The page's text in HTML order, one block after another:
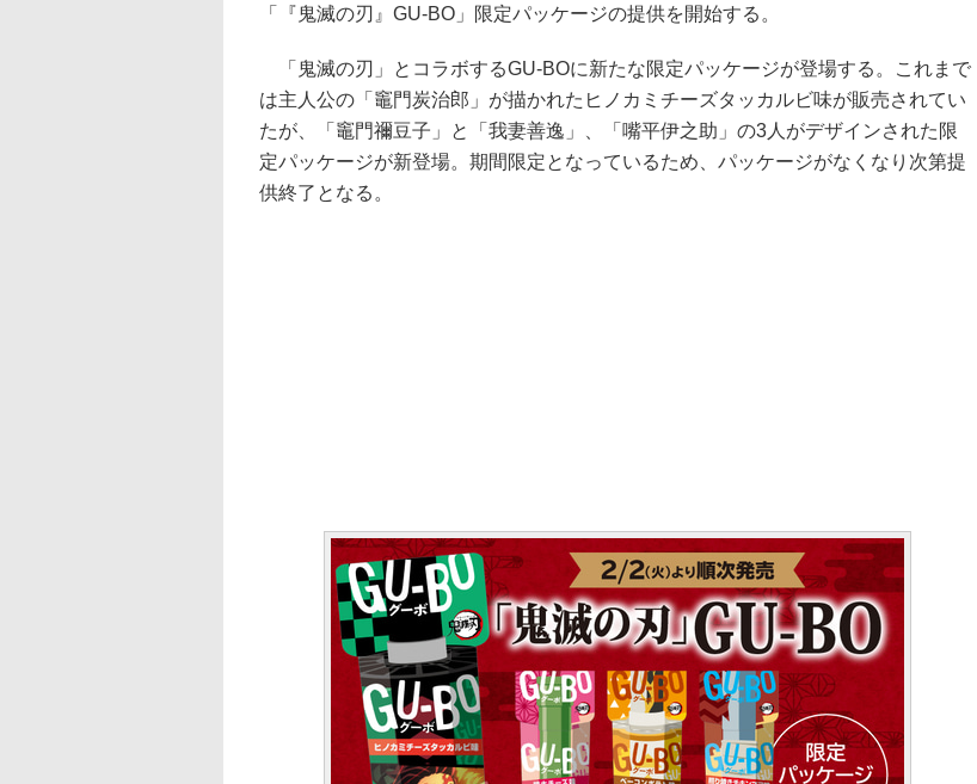
「『鬼滅の刃』GU-BO」限定パッケージの提供を開始する。
「鬼滅の刃」とコラボするGU-BOに新たな限定パッケージが登場する。これまで
は主人公の「竈門炭治郎」が描かれたヒノカミチーズタッカルビ味が販売されてい
たが、「竈門禰豆子」と「我妻善逸」、「嘴平伊之助」の3人がデザインされた限
定パッケージが新登場。期間限定となっているため、パッケージがなくなり次第提
供終了となる。